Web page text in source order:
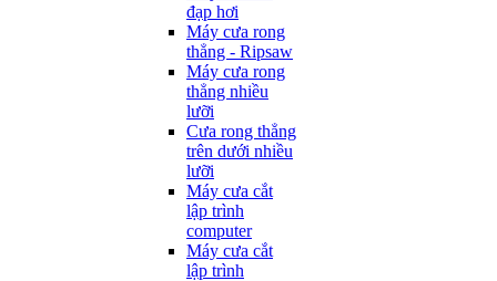
đạp hơi
Máy cưa rong
thẳng - Ripsaw
Máy cưa rong
thẳng nhiều
lưỡi
Cưa rong thẳng
trên dưới nhiều
lưỡi
Máy cưa cắt
lập trình
computer
Máy cưa cắt
lập trình